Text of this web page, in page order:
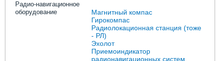
Радио-навигационное
оборудование
Магнитный компас
Гирокомпас
Радиолокационная станция (тоже
- РЛ)
Эхолот
Приемоиндикатор
радионавигационных систем